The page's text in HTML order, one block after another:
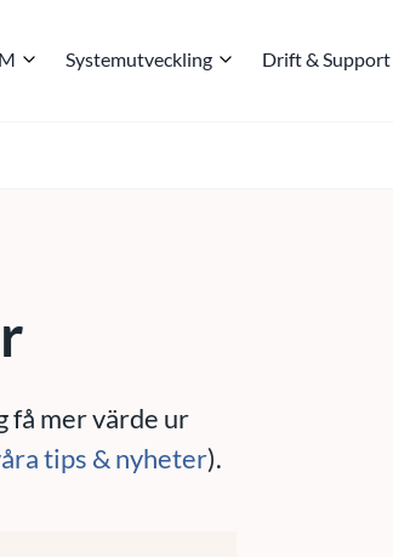
Systemutveckling Drift & Support
få mer värde ur
tips & nyheter).